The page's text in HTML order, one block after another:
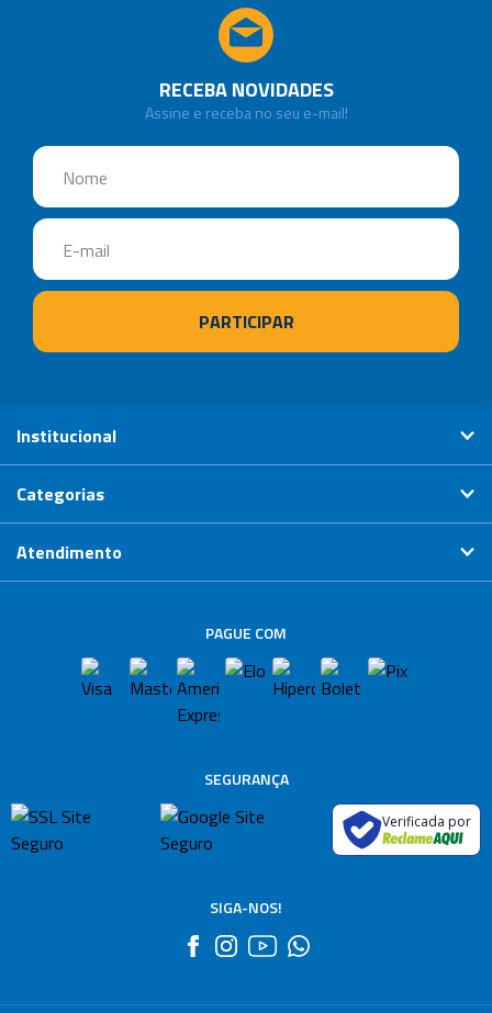
RECEBA NOVIDADES
Assine e receba no seu e-mail!
Institucional
Categorias
Atendimento
PAGUE COM
SEGURANÇA
Verificada por
SIGA-NOS!